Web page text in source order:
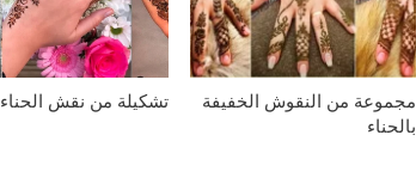
مجموعة من النقوش الخفيفة
بالحناء
تشكيلة من نقش الحناء